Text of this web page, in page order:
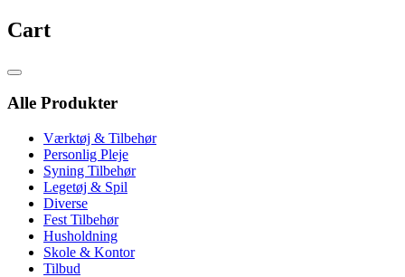
Cart
Catalog
Alle Produkter
Værktøj & Tilbehør
Personlig Pleje
Syning Tilbehør
Legetøj & Spil
Diverse
Fest Tilbehør
Husholdning
Skole & Kontor
Tilbud